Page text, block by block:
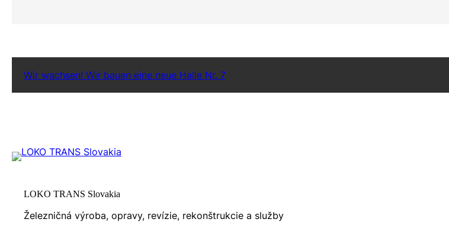
Wir wachsen! Wir bauen eine neue Halle Nr. 7
LOKO TRANS Slovakia
Železničná výroba, opravy, revízie, rekonštrukcie a služby